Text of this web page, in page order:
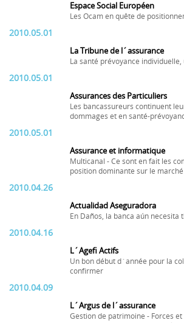
Espace Social Européen
Les Ocam en quête de
2010.05.01
La Tribune de l´assurance
La santé prévoyance
2010.05.01
Assurances des Particuliers
Les bancassureurs continuent
dommages et en santé-
2010.05.01
Assurance et informatique
Multicanal - Ce sont en fait les
position dominante sur le marché
2010.04.26
Actualidad Aseguradora
En Daños, la banca aún necesita
2010.04.16
L´Agefi Actifs
Un bon début d´année pour la
confirmer
2010.04.09
L´Argus de l´assurance
Gestion de patrimoine - Forces